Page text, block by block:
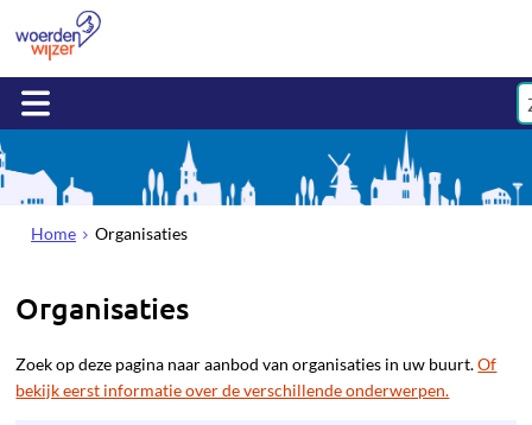
Home Organisaties
Organisaties
Zoek op deze pagina naar aanbod van organisaties in uw buurt.Of
bekijk eerst informatie over de verschillende onderwerpen.